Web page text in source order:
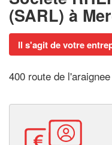
(SARL) à
Il s'agit de votre
400 route de